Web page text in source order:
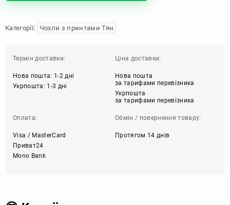
Категорії: Чохли з принтами Тян
Термін доставки:
Нова пошта: 1-2 дні
Укрпошта: 1-3 дні
Ціна доставки:
Нова пошта
за тарифами перевізника
Укрпошта
за тарифами перевізника
Оплата:
Visa / MasterCard
Приват24
Mono Bank
Обмін / повернення товару:
Протягом 14 днів